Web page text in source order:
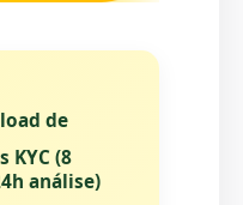
de
KYC (8
análise)